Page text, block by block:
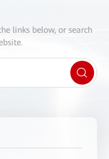
links below, or search